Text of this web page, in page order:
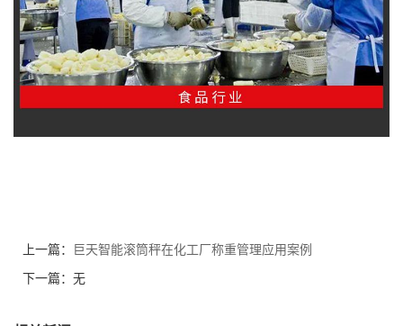
上一篇： 巨天智能滚筒秤在化工厂称重管理应用案例
下一篇：无